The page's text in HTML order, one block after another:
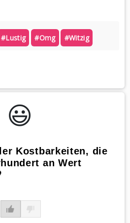
#lustig #omg #witzig
😃️
Kostbarkeiten, die
an Wert